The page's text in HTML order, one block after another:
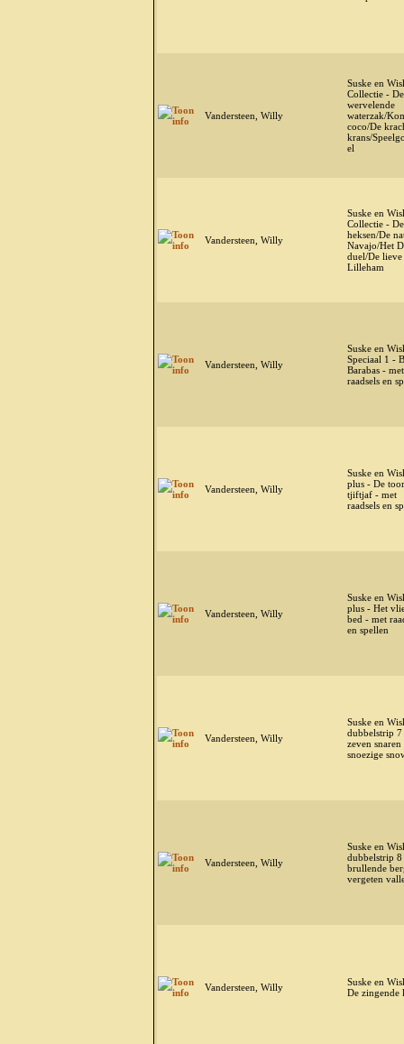
Vandersteen, Willy
Suske en
Collectie - De
wervelende
waterzak/
coco/De
krans/
el
Vandersteen, Willy
Suske en
Collectie -
heksen/De
Navajo/Het
duel/De lieve
Lilleham
Vandersteen, Willy
Suske en
Speciaal 1 -
Barabas - met
raadsels en
Vandersteen, Willy
Suske en
plus - De
tjiftjaf - met
raadsels en
Vandersteen, Willy
Suske en
plus - Het
bed - met
en spellen
Vandersteen, Willy
Suske en
dubbelstrip 7
zeven snaren
snoezige
Vandersteen, Willy
Suske en
dubbelstrip 8
brullende
vergeten
Vandersteen, Willy
Suske en
De zingende